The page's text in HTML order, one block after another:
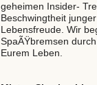
geheimen Insider-
Beschwingtheit
Lebensfreude. Wir
SpaÃŸbremsen
Eurem Leben.